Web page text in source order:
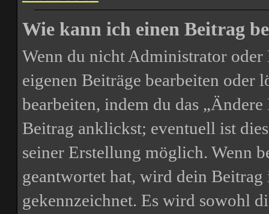
Wie kann ich einen Beitrag
Wenn du nicht Administrator
eigenen Beiträge bearbeiten oder
bearbeiten, indem du das
Beitrag anklickst; eventuell ist
seiner Erstellung möglich. Wenn
geantwortet hat, wird dein
gekennzeichnet. Es wird sowohl